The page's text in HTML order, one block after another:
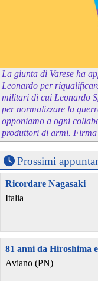
La giunta di Varese ha
Leonardo per
militari di cui Leonardo
per normalizzare la
opponiamo a ogni
produttori di armi. Firma
Prossimi
Ricordare Nagasaki
Italia
81 anni da Hiroshima
Aviano (PN)